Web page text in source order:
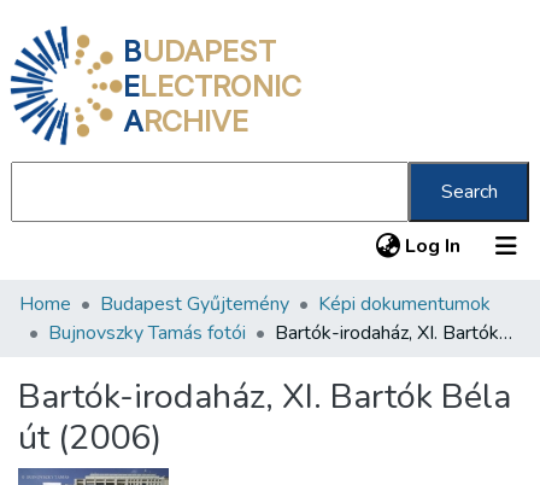
BUDAPEST
ELECTRONIC
ARCHIVE
Search
Log In (current)
Communities & Collections
Statistics
About us
Home Budapest Gyűjtemény
Képi dokumentumok
Bujnovszky Tamás fotói
Bartók-irodaház, XI. Bartók Béla út (2006)
Bartók-irodaház, XI. Bartók Béla
út (2006)